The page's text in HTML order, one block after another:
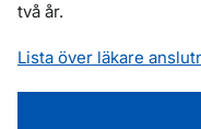
två år.
Lista över läkare